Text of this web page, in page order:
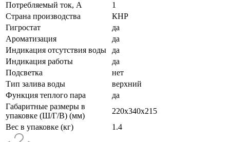
Потребляемый ток, А
1
Страна производства
КНР
Гигростат
да
Ароматизация
да
Индикация отсутствия воды
да
Индикация работы
да
Подсветка
нет
Тип залива воды
верхний
Функция теплого пара
да
Габаритные размеры в
упаковке (Ш/Г/В) (мм)
220x340x215
Вес в упаковке (кг)
1.4